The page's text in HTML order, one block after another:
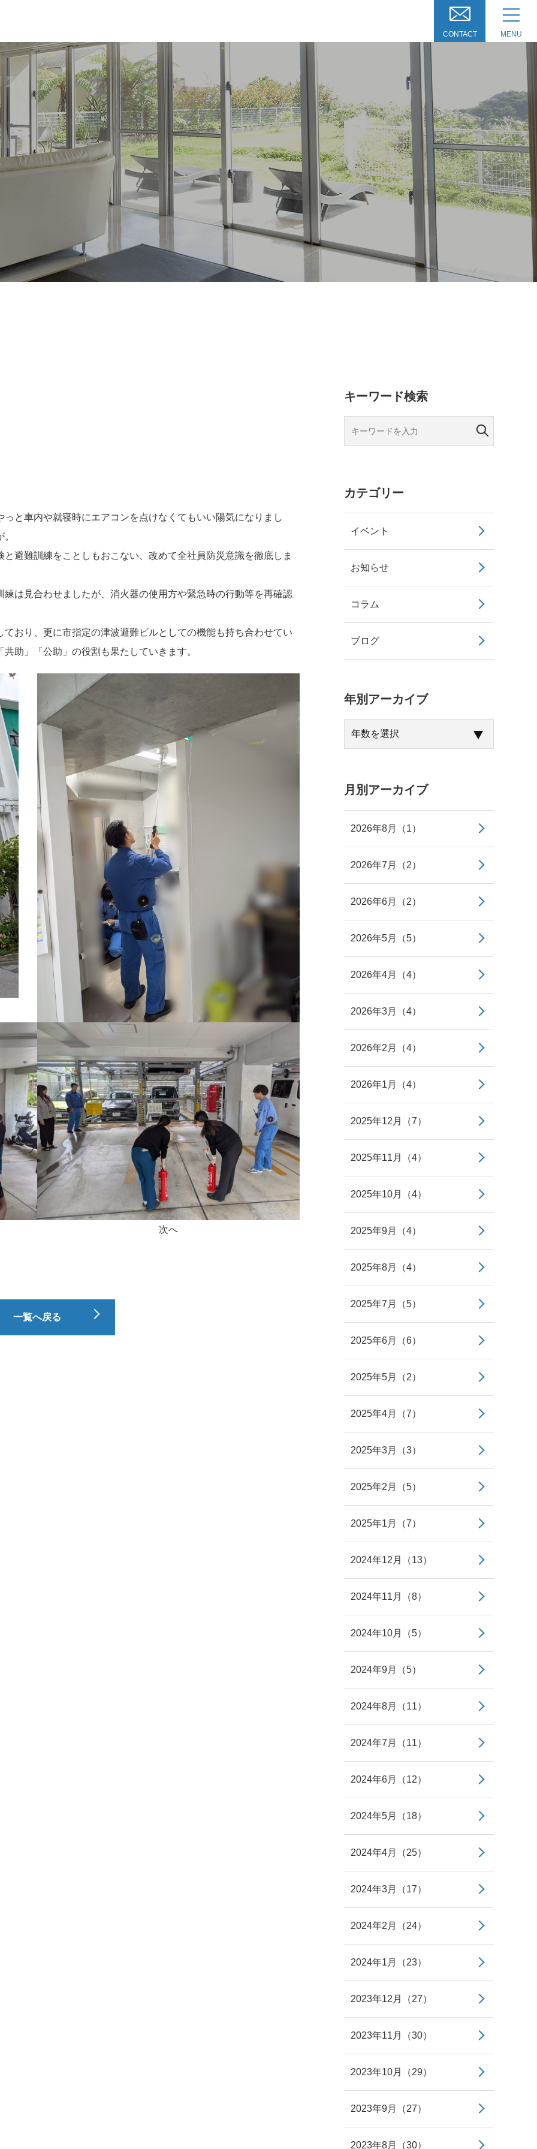
CONTACT MENU
と車内や就寝時にエアコンを点けなくてもいい陽気になりまし
避難訓練をことしもおこない、改めて全社員防災意識を徹底しま
は見合わせましたが、消火器の使用方や緊急時の行動等を再確認
おり、更に市指定の津波避難ビルとしての機能も持ち合わせてい
助」「公助」の役割も果たしていきます。
次へ
一覧へ戻る
キーワード検索
カテゴリー
イベント
お知らせ
コラム
ブログ
年別アーカイブ
月別アーカイブ
2026年8月（1）
2026年7月（2）
2026年6月（2）
2026年5月（5）
2026年4月（4）
2026年3月（4）
2026年2月（4）
2026年1月（4）
2025年12月（7）
2025年11月（4）
2025年10月（4）
2025年9月（4）
2025年8月（4）
2025年7月（5）
2025年6月（6）
2025年5月（2）
2025年4月（7）
2025年3月（3）
2025年2月（5）
2025年1月（7）
2024年12月（13）
2024年11月（8）
2024年10月（5）
2024年9月（5）
2024年8月（11）
2024年7月（11）
2024年6月（12）
2024年5月（18）
2024年4月（25）
2024年3月（17）
2024年2月（24）
2024年1月（23）
2023年12月（27）
2023年11月（30）
2023年10月（29）
2023年9月（27）
2023年8月（30）